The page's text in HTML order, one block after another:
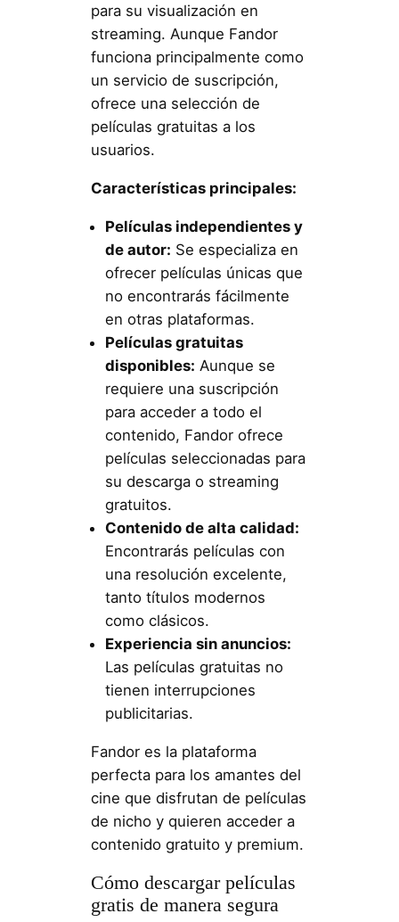
para su visualización en
streaming. Aunque Fandor
funciona principalmente como
un servicio de suscripción,
ofrece una selección de
películas gratuitas a los
usuarios.
Características principales:
Películas independientes y
de autor: Se especializa en
ofrecer películas únicas que
no encontrarás fácilmente
en otras plataformas.
Películas gratuitas
disponibles: Aunque se
requiere una suscripción
para acceder a todo el
contenido, Fandor ofrece
películas seleccionadas para
su descarga o streaming
gratuitos.
Contenido de alta calidad:
Encontrarás películas con
una resolución excelente,
tanto títulos modernos
como clásicos.
Experiencia sin anuncios:
Las películas gratuitas no
tienen interrupciones
publicitarias.
Fandor es la plataforma
perfecta para los amantes del
cine que disfrutan de películas
de nicho y quieren acceder a
contenido gratuito y premium.
Cómo descargar películas
gratis de manera segura